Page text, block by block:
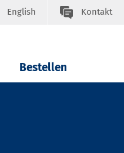
English Kontakt
Bestellen